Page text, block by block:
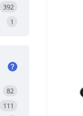
392
1
82
111